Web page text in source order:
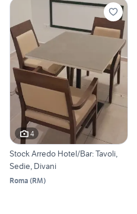
4
Stock Arredo Hotel/Bar: Tavoli,
Sedie, Divani
Roma (RM)